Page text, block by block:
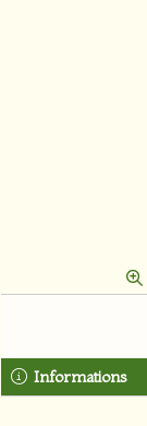
Informations